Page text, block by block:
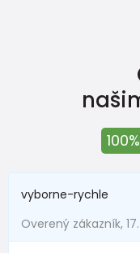
100%
vyborne-rychle
Overený zákazník,